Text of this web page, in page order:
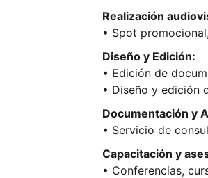
Realización
• Spot
Diseño y Edición:
• Edición de
• Diseño y edición
Documentación y
• Servicio de
Capacitación y
• Conferencias,